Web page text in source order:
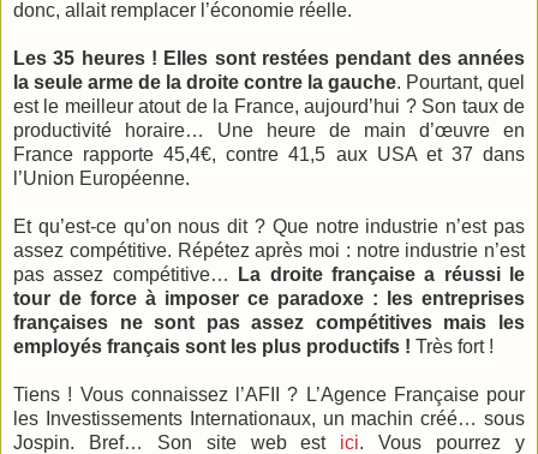
donc, allait remplacer l’économie réelle.
Les 35 heures ! Elles sont restées pendant des années
la seule arme de la droite contre la gauche. Pourtant, quel
est le meilleur atout de la France, aujourd’hui ? Son taux de
productivité horaire… Une heure de main d’œuvre en
France rapporte 45,4€, contre 41,5 aux USA et 37 dans
l’Union Européenne.
Et qu’est-ce qu’on nous dit ? Que notre industrie n’est pas
assez compétitive. Répétez après moi : notre industrie n’est
pas assez compétitive…
La droite française a réussi le
tour de force à imposer ce paradoxe : les entreprises
françaises ne sont pas assez compétitives mais les
employés français sont les plus productifs ! Très fort !
Tiens ! Vous connaissez l’AFII ? L’Agence Française pour
les Investissements Internationaux, un machin créé… sous
Jospin. Bref… Son site web est ici. Vous pourrez y